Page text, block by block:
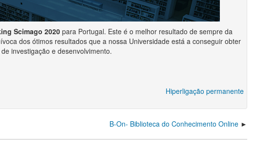
Scimago 2020para Portugal. Este é o melhor resultado de sempre da
dos ótimos resultados que a nossa Universidade está a conseguir obter
investigação e desenvolvimento.
Hiperligação permanente
B-On- Biblioteca do Conhecimento Online